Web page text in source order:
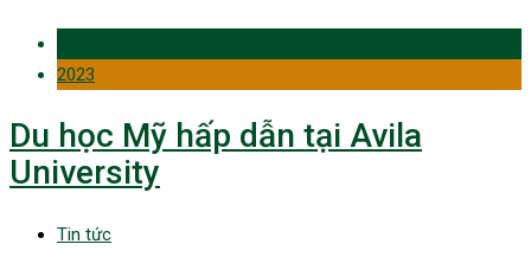
2023
Du học Mỹ hấp dẫn tại Avila
University
Tin tức